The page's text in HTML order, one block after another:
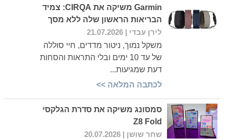
Garmin משיקה את CIRQA: צמיד
הבריאות הראשון שלה ללא מסך
לירן עבדי | 21.07.2026
משקל נמוך, ניטור מדדים, חיי סוללה
של עד 10 ימים ובלי התראות והסחות
דעת שמגיעות...
לכתבה המלאה >>
סמסונג משיקה את סדרת הגלקסי
Z8 Fold
שחר שושן | 20.07.2026